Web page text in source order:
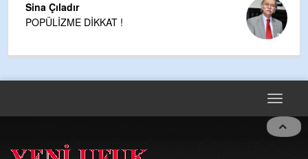
Sina Çıladır
POPÜLİZME DİKKAT !
Toggle